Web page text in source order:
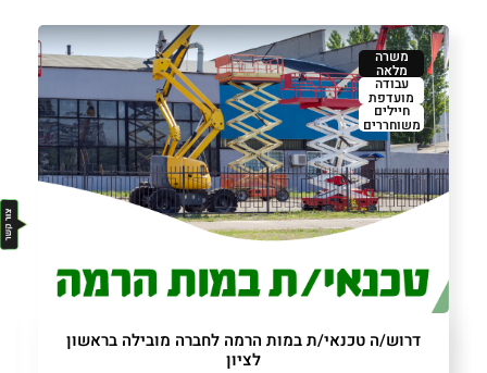
משרה
מלאה
עבודה
מועדפת
חיילים
משוחררים
דרוש/ה טכנאי/ת במות הרמה לחברה מובילה בראשון
לציון